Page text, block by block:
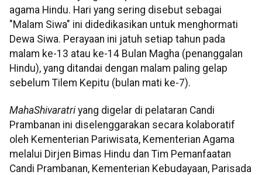
agama Hindu. Hari yang sering disebut sebagai
"Malam Siwa" ini didedikasikan untuk menghormati
Dewa Siwa. Perayaan ini jatuh setiap tahun pada
malam ke-13 atau ke-14 Bulan Magha (penanggalan
Hindu), yang ditandai dengan malam paling gelap
sebelum Tilem Kepitu (bulan mati ke-7).
MahaShivaratri yang digelar di pelataran Candi
Prambanan ini diselenggarakan secara kolaboratif
oleh Kementerian Pariwisata, Kementerian Agama
melalui Dirjen Bimas Hindu dan Tim Pemanfaatan
Candi Prambanan, Kementerian Kebudayaan, Parisada